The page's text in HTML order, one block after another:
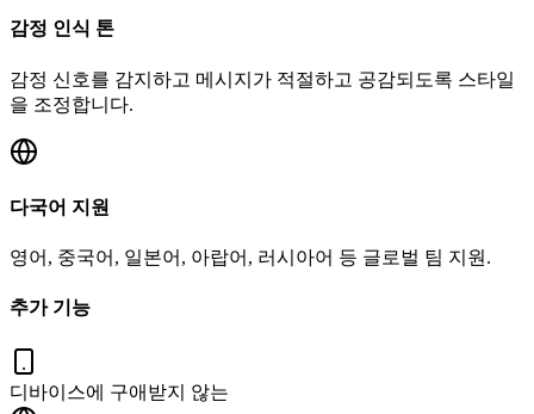
감정 인식 톤
감정 신호를 감지하고 메시지가 적절하고 공감되도록 스타일
을 조정합니다.
다국어 지원
영어, 중국어, 일본어, 아랍어, 러시아어 등 글로벌 팀 지원.
추가 기능
디바이스에 구애받지 않는